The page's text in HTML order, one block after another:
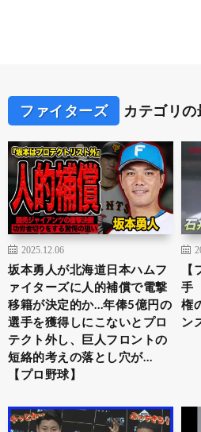
ファイターズ カテゴリ
2025.12.06
坂本勇人が北海道日本ハムフ
ァイターズに人的補償で電撃
移籍が決定的か…年俸5億円の
選手を獲得しにこないとプロ
テクト外し、巨人フロントの
短絡的考えの落とし穴が…
【プロ野球】
手
権
ン